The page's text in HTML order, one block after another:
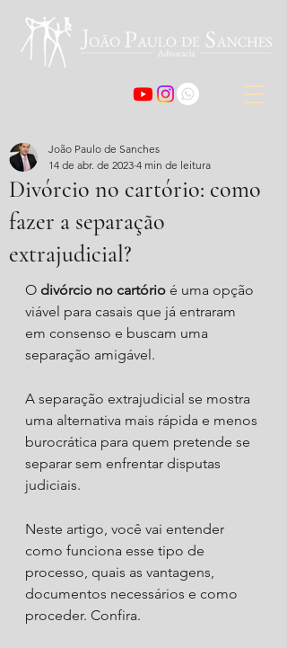
Divórcio no cartório: como
fazer a separação
extrajudicial?
João Paulo de Sanches
14 de abr. de 2023 4 min de leitura
O divórcio no cartório é uma opção
viável para casais que já entraram
em consenso e buscam uma
separação amigável.
A separação extrajudicial se mostra
uma alternativa mais rápida e menos
burocrática para quem pretende se
separar sem enfrentar disputas
judiciais.
Neste artigo, você vai entender
como funciona esse tipo de
processo, quais as vantagens,
documentos necessários e como
proceder. Confira.